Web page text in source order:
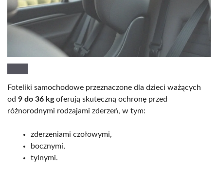
Foteliki samochodowe przeznaczone dla dzieci ważących
od 9 do 36 kgoferują skuteczną ochronę przed
różnorodnymi rodzajami zderzeń, w tym:
zderzeniami czołowymi,
bocznymi,
tylnymi.